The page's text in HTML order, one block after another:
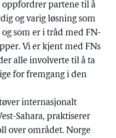
oppfordrer partene til å
og varig løsning som
og som er i tråd med FN-
Vi er kjent med FNs
alle involverte til å ta
for fremgang i den
internasjonalt
Sahara, praktiserer
over området. Norge